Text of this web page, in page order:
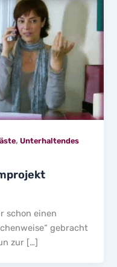
,Unterhaltendes
schon einen
gebracht
zur […]